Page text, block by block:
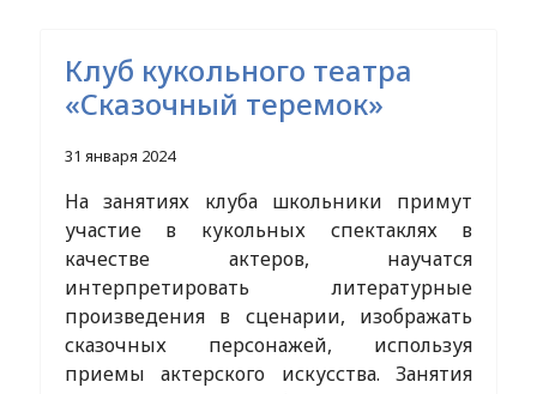
Клуб кукольного театра
«Сказочный теремок»
31 января 2024
На занятиях клуба школьники примут
участие в кукольных спектаклях в
качестве актеров, научатся
интерпретировать литературные
произведения в сценарии, изображать
сказочных персонажей, используя
приемы актерского искусства. Занятия